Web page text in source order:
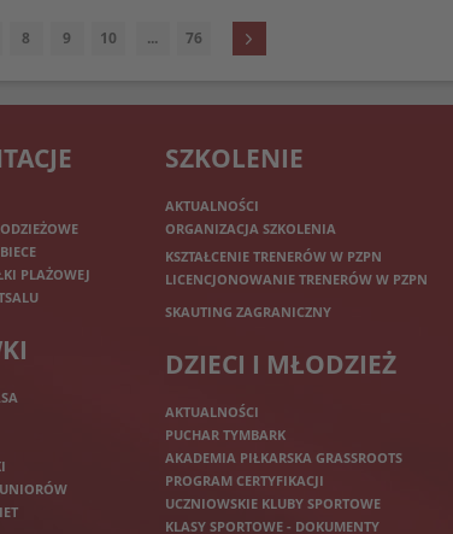
8 9 10 ... 76
PLAŻOWEJ
SZKOLENIE
AKTUALNOŚCI
ORGANIZACJA SZKOLENIA
KSZTAŁCENIE TRENERÓW W PZPN
LICENCJONOWANIE TRENERÓW W PZPN
SKAUTING ZAGRANICZNY
DZIECI I MŁODZIEŻ
AKTUALNOŚCI
PUCHAR TYMBARK
AKADEMIA PIŁKARSKA GRASSROOTS
PROGRAM CERTYFIKACJI
UCZNIOWSKIE KLUBY SPORTOWE
KLASY SPORTOWE - DOKUMENTY